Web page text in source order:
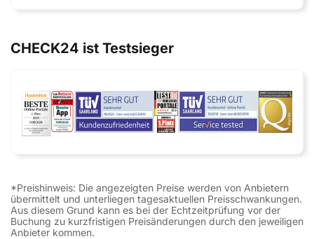
CHECK24 ist Testsieger
*Preishinweis: Die angezeigten Preise werden von Anbietern
übermittelt und unterliegen tagesaktuellen Preisschwankungen.
Aus diesem Grund kann es bei der Echtzeitprüfung vor der
Buchung zu kurzfristigen Preisänderungen durch den jeweiligen
Anbieter kommen.